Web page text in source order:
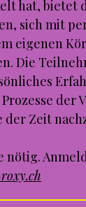
hat, bietet
sich mit
eigenen
Die
der
der Zeit
nötig.